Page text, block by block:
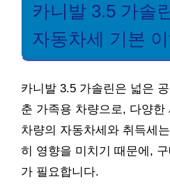
카니발 3.5 가솔
자동차세 기본
카니발 3.5 가솔린은 넓은
춘 가족용 차량으로, 다양한
차량의 자동차세와 취득세
히 영향을 미치기 때문에,
가 필요합니다.